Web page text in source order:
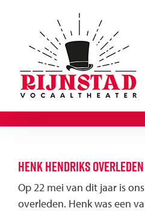
Henk Hendriks overleden
Op 22 mei van dit jaar is
overleden. Henk was een